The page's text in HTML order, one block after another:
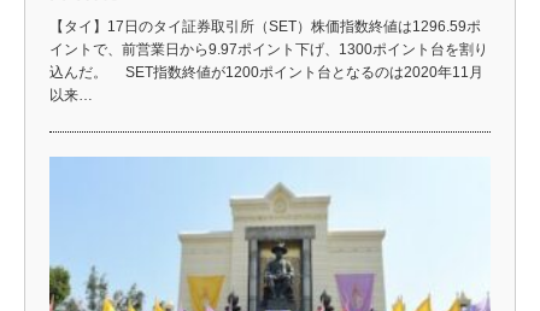
【タイ】17日のタイ証券取引所（SET）株価指数終値は1296.59ポ
イントで、前営業日から9.97ポイント下げ、1300ポイント台を割り
込んだ。 SET指数終値が1200ポイント台となるのは2020年11月
以来…